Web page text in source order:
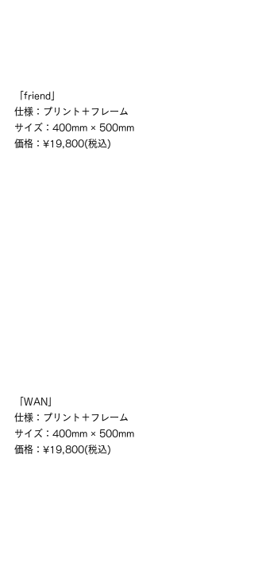
「friend」
仕様：プリント＋フレーム
サイズ：400mm × 500mm
価格：¥19,800(税込)
「WAN」
仕様：プリント＋フレーム
サイズ：400mm × 500mm
価格：¥19,800(税込)